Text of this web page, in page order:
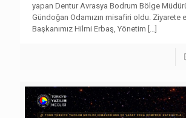
yapan Dentur Avrasya Bodrum Bölge
Gündoğan Odamızın misafiri oldu. Ziyarete
Başkanımız Hilmi Erbaş, Yönetim […]